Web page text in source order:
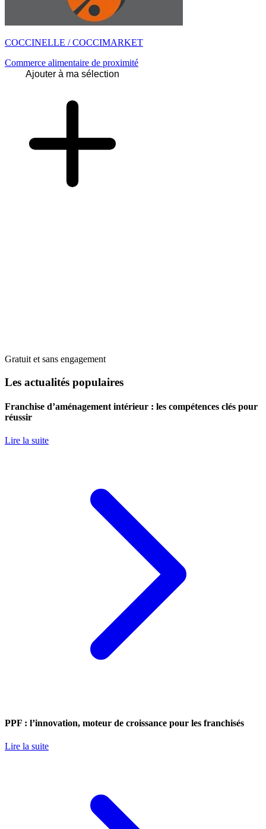
COCCINELLE / COCCIMARKET
Commerce alimentaire de proximité
Ajouter à ma sélection
Gratuit et sans engagement
Les actualités populaires
Franchise d’aménagement intérieur : les compétences clés pour
réussir
Lire la suite
PPF : l’innovation, moteur de croissance pour les franchisés
Lire la suite